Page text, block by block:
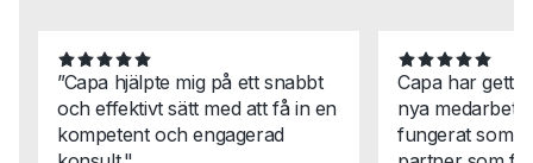
”Capa hjälpte mig på ett snabbt
och effektivt sätt med att få in en
kompetent och engagerad
Capa har gett
nya
fungerat som